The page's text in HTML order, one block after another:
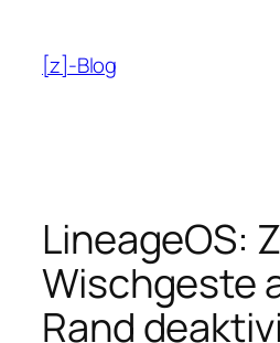
Inhalt
springen
[z]-Blog
LineageOS:
Wischgeste
Rand